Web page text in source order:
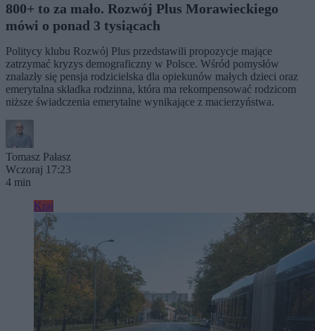
800+ to za mało. Rozwój Plus Morawieckiego
mówi o ponad 3 tysiącach
Politycy klubu Rozwój Plus przedstawili propozycje mające
zatrzymać kryzys demograficzny w Polsce. Wśród pomysłów
znalazły się pensja rodzicielska dla opiekunów małych dzieci oraz
emerytalna składka rodzinna, która ma rekompensować rodzicom
niższe świadczenia emerytalne wynikające z macierzyństwa.
Tomasz Pałasz
Wczoraj 17:23
4 min
Kraj